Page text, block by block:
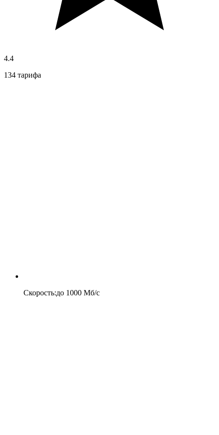
4.4
134 тарифа
Скорость:до 1000 Мб/c